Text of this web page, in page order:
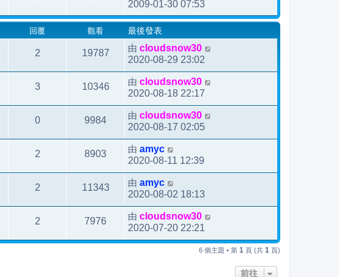
2009-01-30 07:53
回覆 觀看 最後發表
2 19787 由 cloudsnow30
2020-08-29 23:02
3 10346 由 cloudsnow30
2020-08-18 22:17
0 9984 由 cloudsnow30
2020-08-17 02:05
2 8903 由 amyc
2020-08-11 12:39
2 11343 由 amyc
2020-08-02 18:13
2 7976 由 cloudsnow30
2020-07-20 22:21
6 個主題 • 第 1 頁 (共 1 頁)
前往